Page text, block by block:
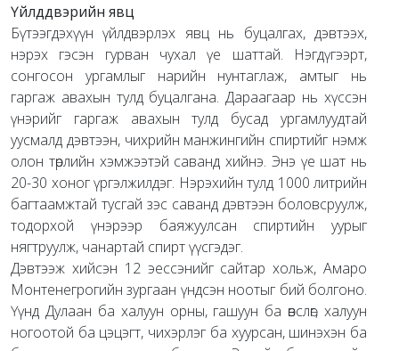
Үйлддвэрийн явц
Бүтээгдэхүүн үйлдвэрлэх явц нь буцалгах, дэвтээх,
нэрэх гэсэн гурван чухал үе шаттай. Нэгдүгээрт,
сонгосон ургамлыг нарийн нунтаглаж, амтыг нь
гаргаж авахын тулд буцалгана. Дараагаар нь хүссэн
үнэрийг гаргаж авахын тулд бусад ургамлуудтай
уусмалд дэвтээн, чихрийн манжингийн спиртийг нэмж
олон төрлийн хэмжээтэй саванд хийнэ. Энэ үе шат нь
20-30 хоног үргэлжилдэг. Нэрэхийн тулд 1000 литрийн
багтаамжтай тусгай зэс саванд дэвтээн боловсруулж,
тодорхой үнэрээр баяжуулсан спиртийн уурыг
нягтруулж, чанартай спирт үүсгэдэг.
Дэвтээж хийсэн 12 эессэнийг сайтар хольж, Амаро
Монтенегрогийн зургаан үндсэн ноотыг бий болгоно.
Үүнд Дулаан ба халуун орны, гашуун ба өвслөг, халуун
ногоотой ба цэцэгт, чихэрлэг ба хуурсан, шинэхэн ба